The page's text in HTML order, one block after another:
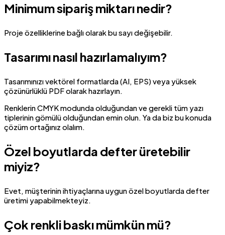
Minimum sipariş miktarı nedir?
Proje özelliklerine bağlı olarak bu sayı değişebilir.
Tasarımı nasıl hazırlamalıyım?
Tasarımınızı vektörel formatlarda (AI, EPS) veya yüksek
çözünürlüklü PDF olarak hazırlayın.
Renklerin CMYK modunda olduğundan ve gerekli tüm yazı
tiplerinin gömülü olduğundan emin olun. Ya da biz bu konuda
çözüm ortağınız olalım.
Özel boyutlarda defter üretebilir
miyiz?
Evet, müşterinin ihtiyaçlarına uygun özel boyutlarda defter
üretimi yapabilmekteyiz.
Çok renkli baskı mümkün mü?